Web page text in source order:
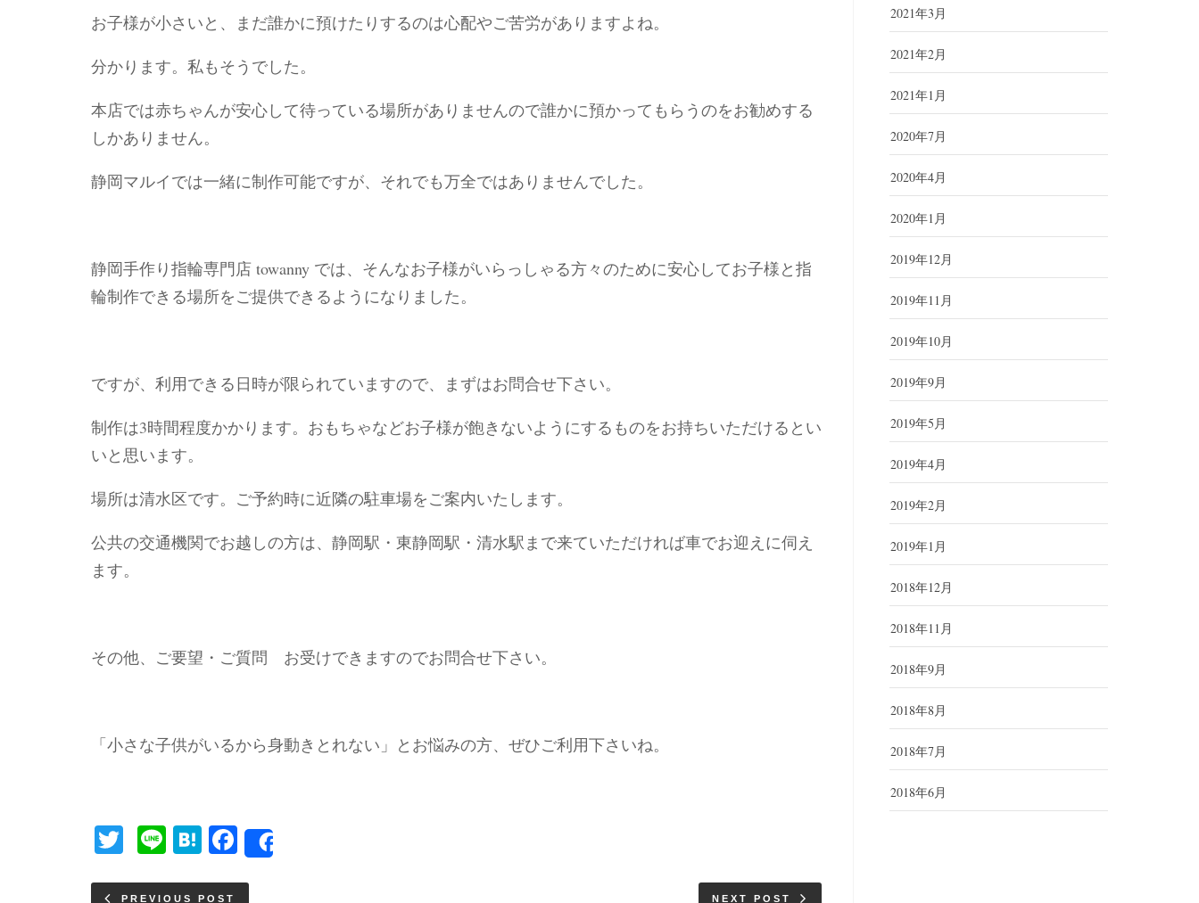
お子様が小さいと、まだ誰かに預けたりするのは心配やご苦労がありますよね。
分かります。私もそうでした。
本店では赤ちゃんが安心して待っている場所がありませんので誰かに預かってもらうのをお勧めする
しかありません。
静岡マルイでは一緒に制作可能ですが、それでも万全ではありませんでした。
静岡手作り指輪専門店 towanny では、そんなお子様がいらっしゃる方々のために安心してお子様と指
輪制作できる場所をご提供できるようになりました。
ですが、利用できる日時が限られていますので、まずはお問合せ下さい。
制作は3時間程度かかります。おもちゃなどお子様が飽きないようにするものをお持ちいただけるとい
いと思います。
場所は清水区です。ご予約時に近隣の駐車場をご案内いたします。
公共の交通機関でお越しの方は、静岡駅・東静岡駅・清水駅まで来ていただければ車でお迎えに伺え
ます。
その他、ご要望・ご質問 お受けできますのでお問合せ下さい。
「小さな子供がいるから身動きとれない」とお悩みの方、ぜひご利用下さいね。
Twitter
LineHatenaFacebook
PREVIOUS POST NEXT POST
2021年3月
2021年2月
2021年1月
2020年7月
2020年4月
2020年1月
2019年12月
2019年11月
2019年10月
2019年9月
2019年5月
2019年4月
2019年2月
2019年1月
2018年12月
2018年11月
2018年9月
2018年8月
2018年7月
2018年6月